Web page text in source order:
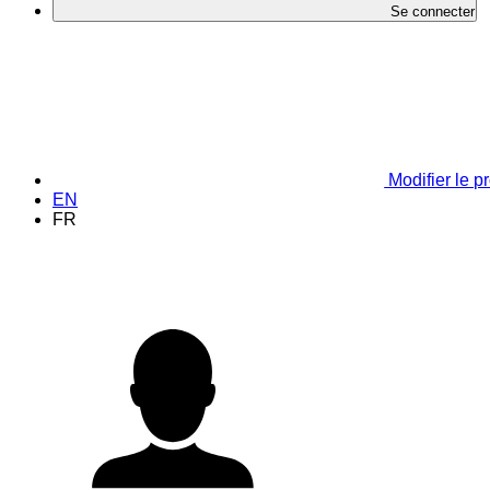
Se connecter
Modifier le
EN
FR